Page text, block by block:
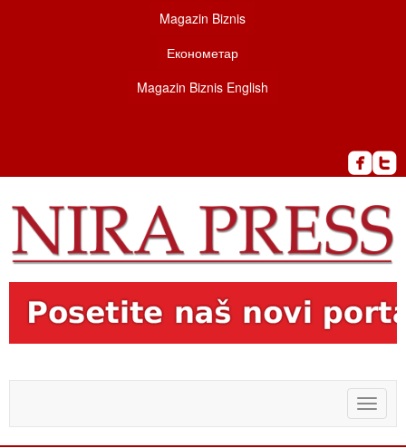
Magazin Biznis
Економетар
Magazin Biznis English
Toggle